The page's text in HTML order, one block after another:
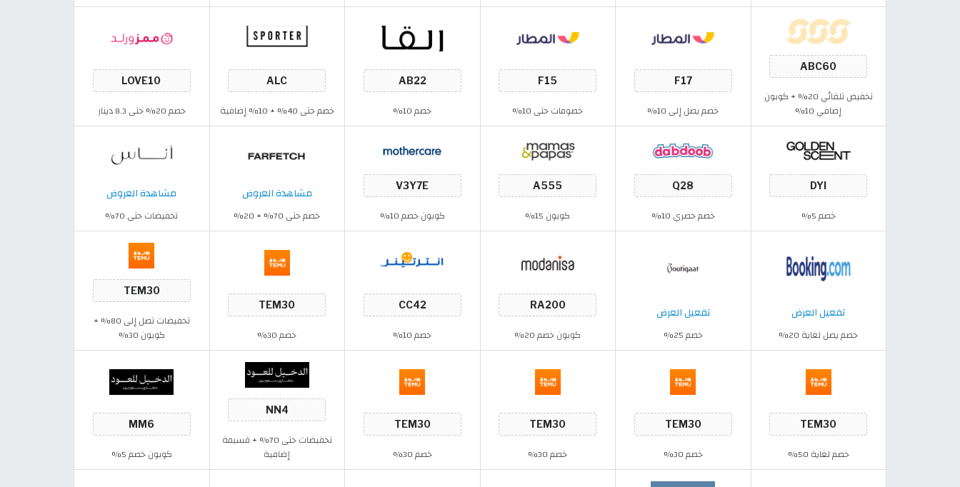
تخفيض تلقائي 20% + كوبون
إضافي 10%
خصم يصل إلى 10% خصومات حتى 10% خصم 10% خصم حتى 40% + 10% إضافية خصم 20% حتى 8.3 دينار
خصم 5% خصم حصري 10% كوبون 15% كوبون خصم 10%
مشاهدة العروض
خصم حتى 70% + 20%
مشاهدة العروض
تخفيضات حتى 70%
تفعيل العرض
خصم يصل لغاية 20%
تفعيل العرض
خصم 25% كوبون خصم 20% خصم 10% خصم 30%
تخفيضات تصل إلى 80% +
كوبون 30%
خصم لغاية 50% خصم 30% خصم 30% خصم 30%
تخفيضات حتى 70% + قسيمة
إضافية
كوبون خصم 5%